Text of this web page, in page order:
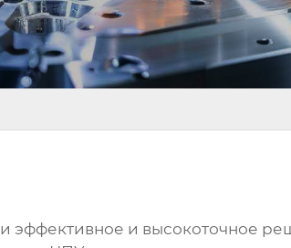
эффективное и высокоточное